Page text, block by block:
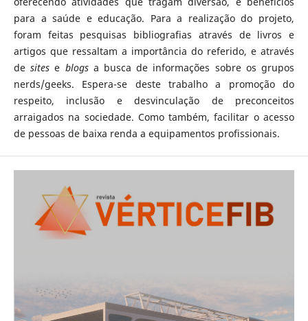
para a saúde e educação. Para a realização do projeto,
foram feitas pesquisas bibliografias através de livros e
artigos que ressaltam a importância do referido, e através
desitese blogsa busca de informações sobre os grupos
nerds/geeks. Espera-se deste trabalho a promoção do
respeito, inclusão e desvinculação de preconceitos
arraigados na sociedade. Como também, facilitar o acesso
de pessoas de baixa renda a equipamentos profissionais.